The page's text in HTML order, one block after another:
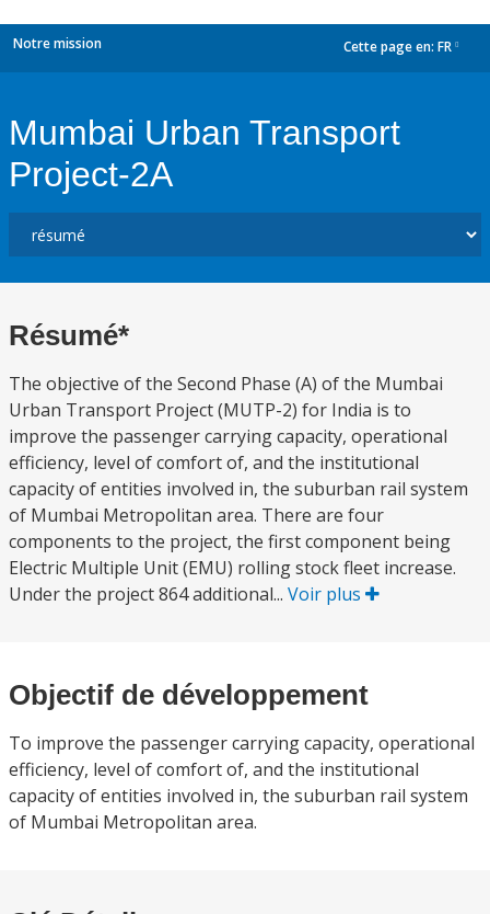
Notre mission Cette page en: FR
Mumbai Urban Transport
Project-2A
Résumé*
The objective of the Second Phase (A) of the Mumbai
Urban Transport Project (MUTP-2) for India is to
improve the passenger carrying capacity, operational
efficiency, level of comfort of, and the institutional
capacity of entities involved in, the suburban rail system
of Mumbai Metropolitan area. There are four
components to the project, the first component being
Electric Multiple Unit (EMU) rolling stock fleet increase.
Under the project 864 additional... Voir plus
Objectif de développement
To improve the passenger carrying capacity, operational
efficiency, level of comfort of, and the institutional
capacity of entities involved in, the suburban rail system
of Mumbai Metropolitan area.